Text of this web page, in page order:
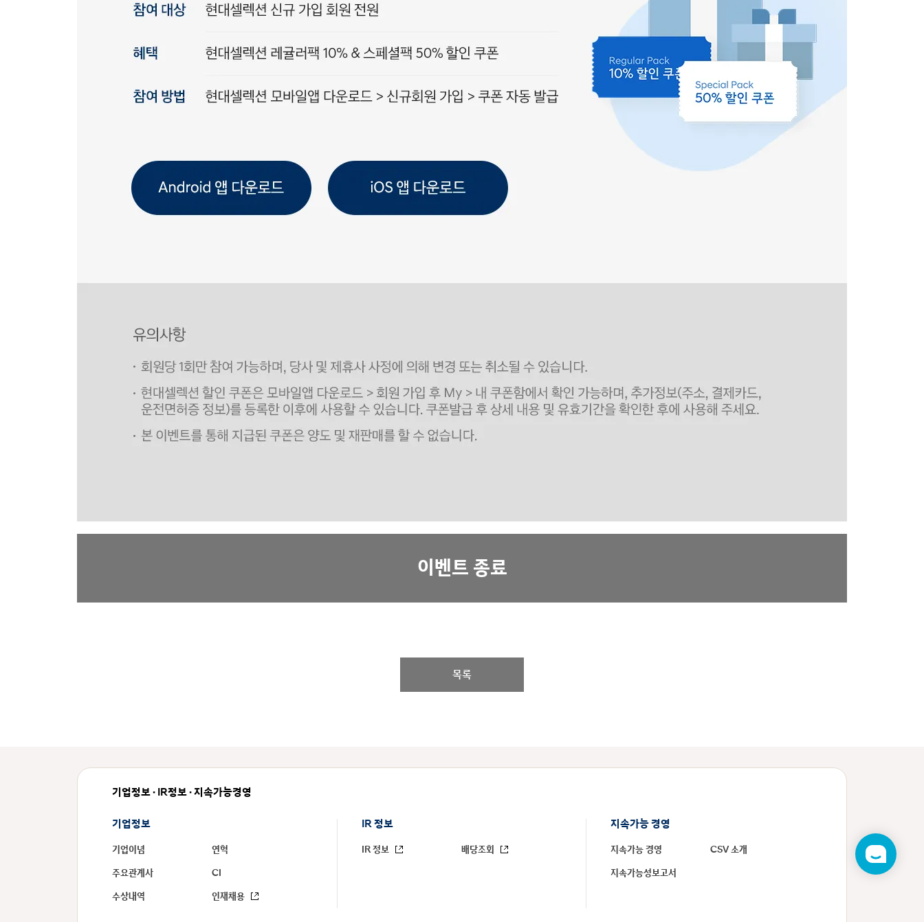
이벤트 종료
목록
챗
봇
기업정보 · IR정보 · 지속가능경영
기업정보
기업이념 연혁
주요관계사 CI
수상내역 인재채용
IR 정보
IR 정보 배당조회
지속가능 경영
지속가능 경영 CSV 소개
지속가능성보고서